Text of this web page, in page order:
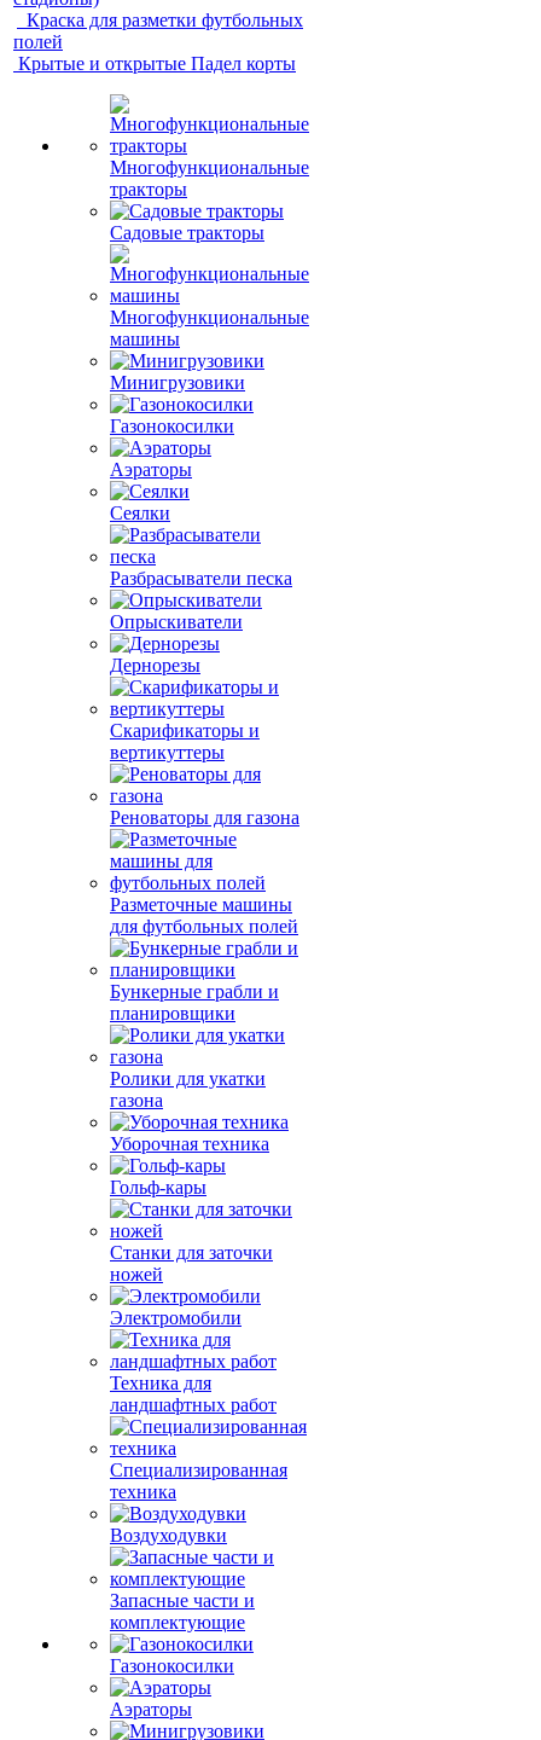
Краска для разметки футбольных
полей
Крытые и открытые Падел корты
Многофункциональные
тракторы
Садовые тракторы
Многофункциональные
машины
Минигрузовики
Газонокосилки
Аэраторы
Сеялки
Разбрасыватели песка
Опрыскиватели
Дернорезы
Скарификаторы и
вертикуттеры
Реноваторы для газона
Разметочные машины
для футбольных полей
Бункерные грабли и
планировщики
Ролики для укатки
газона
Уборочная техника
Гольф-кары
Станки для заточки
ножей
Электромобили
Техника для
ландшафтных работ
Специализированная
техника
Воздуходувки
Запасные части и
комплектующие
Газонокосилки
Аэраторы